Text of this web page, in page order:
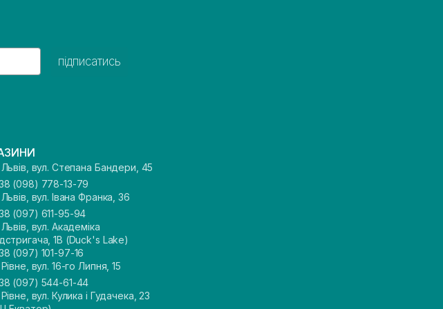
підписатись
вул. Степана Бандери, 45
(098) 778-13-79
вул. Івана Франка, 36
(097) 611-95-94
вул. Академіка
1В (Duck's Lake)
(097) 101-97-16
вул. 16-го Липня, 15
(097) 544-61-44
вул. Кулика і Гудачека, 23